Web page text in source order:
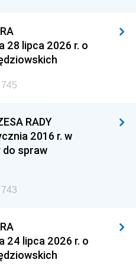
28 lipca 2026 r. o
RADY
2016 r. w
do spraw
24 lipca 2026 r. o